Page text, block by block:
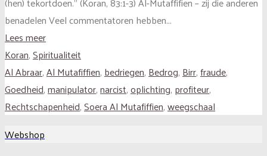
benadelen Veel commentatoren hebben...
Lees meer
Koran,Spiritualiteit
Al Abraar,Al Mutafiffien,bedriegen,Bedrog,Birr,fraude,
Goedheid,manipulator,narcist,oplichting, profiteur,
Rechtschapenheid,Soera Al Mutafiffien,weegschaal
Webshop